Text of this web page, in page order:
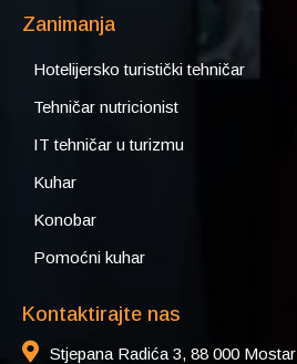
Zanimanja
Hotelijersko turistički tehničar
Tehničar nutricionist
IT tehničar u turizmu
Kuhar
Konobar
Pomoćni kuhar
Kontaktirajte nas
Stjepana Radića 3, 88 000 Mostar